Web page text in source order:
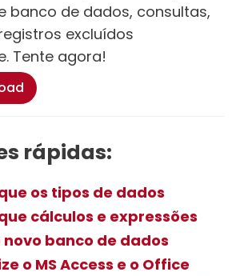
banco de dados, consultas,
excluídos
Tente agora!
rápidas:
os tipos de dados
cálculos e expressões
novo banco de dados
o MS Access e o Office